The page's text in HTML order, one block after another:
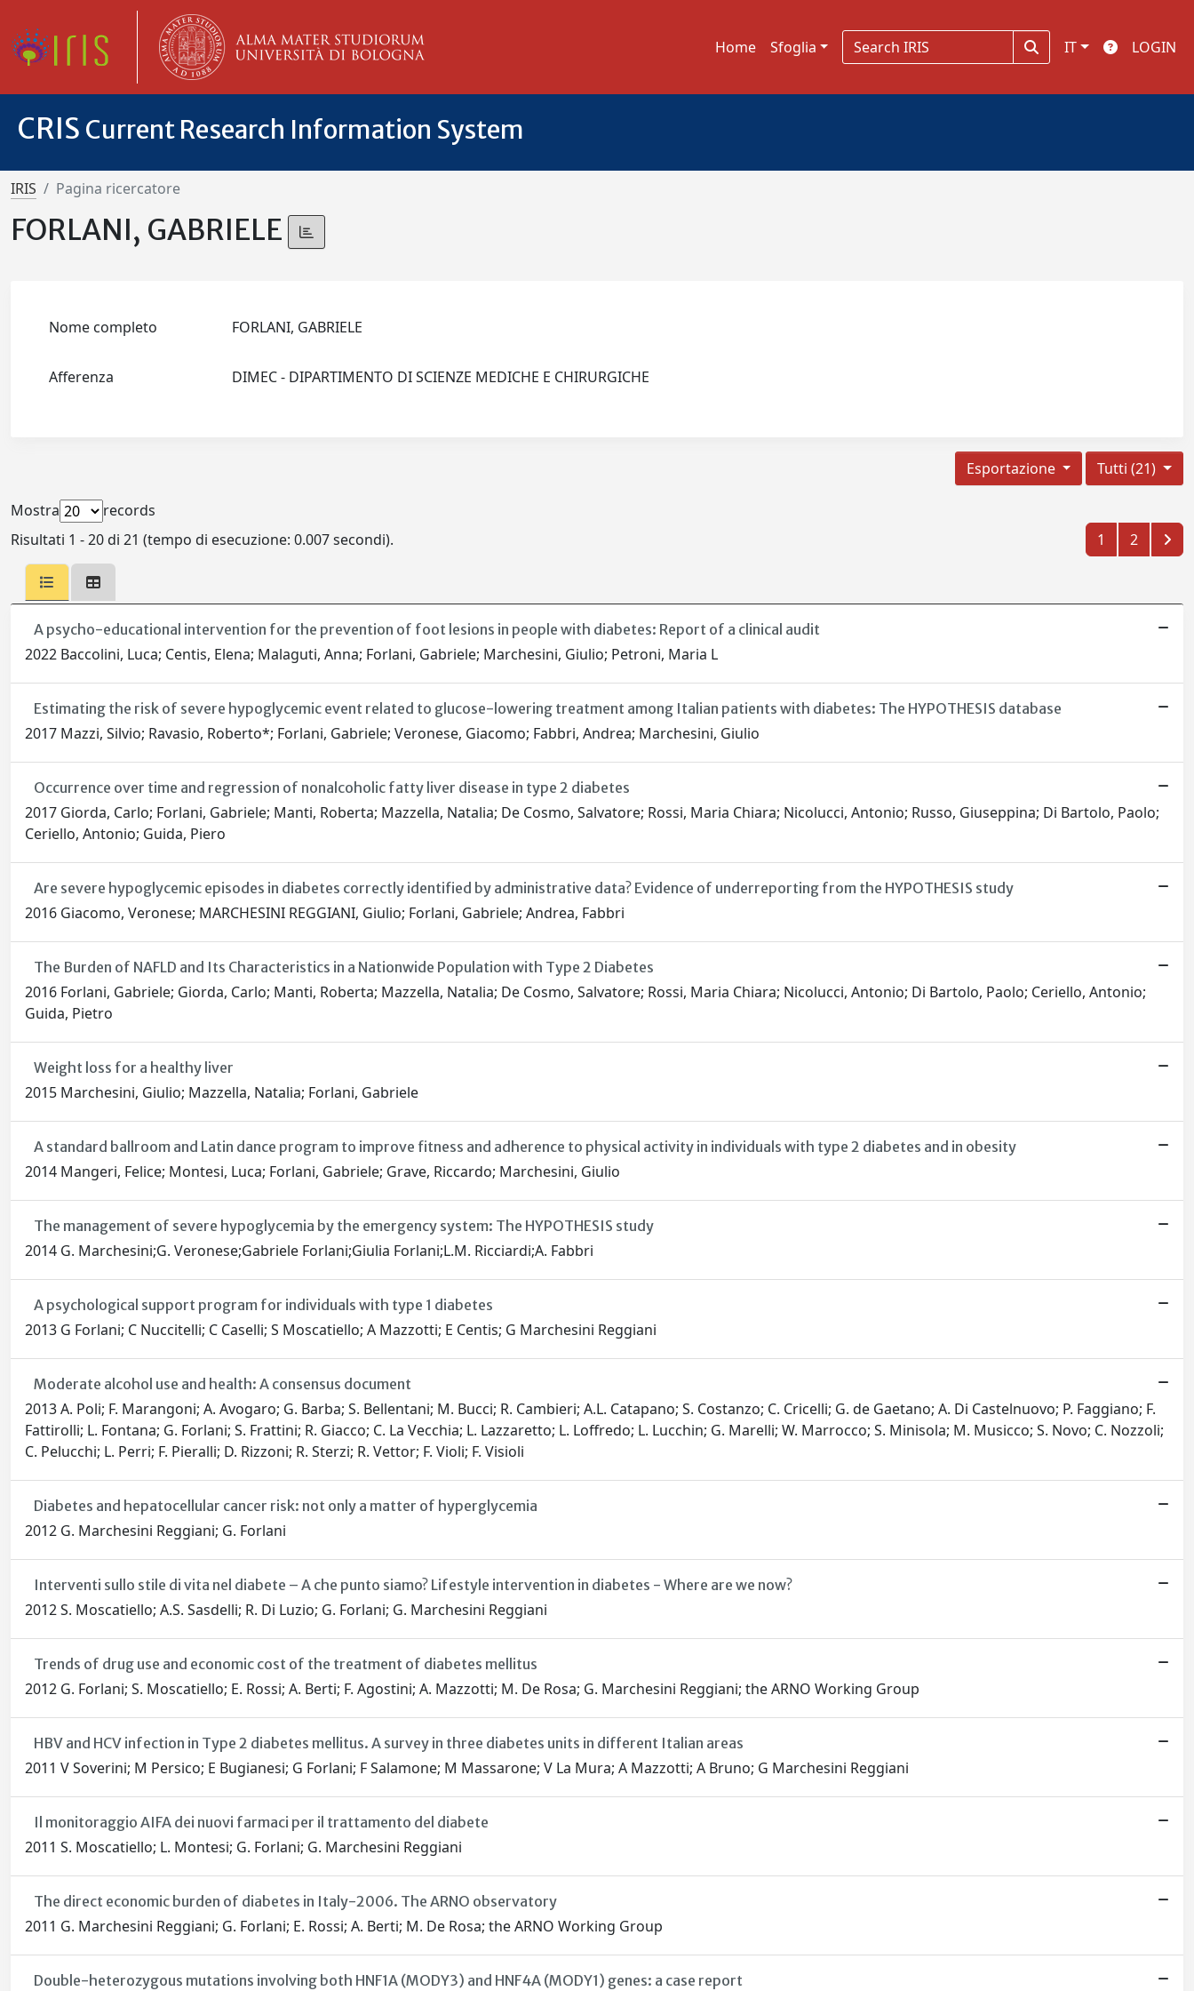
Home Sfoglia IT LOGIN
CRIS Current Research Information System
IRIS Pagina ricercatore
FORLANI, GABRIELE
Nome completo FORLANI, GABRIELE
Afferenza DIMEC - DIPARTIMENTO DI SCIENZE MEDICHE E CHIRURGICHE
Tutti (21)
Esportazione
Mostra
records
Risultati 1 - 20 di 21 (tempo di esecuzione: 0.007 secondi).
1 2
A psycho-educational intervention for the prevention of foot lesions in people with diabetes: Report of a clinical audit
2022 Baccolini, Luca; Centis, Elena; Malaguti, Anna; Forlani, Gabriele; Marchesini, Giulio; Petroni, Maria L
Estimating the risk of severe hypoglycemic event related to glucose-lowering treatment among Italian patients with diabetes: The HYPOTHESIS database
2017 Mazzi, Silvio; Ravasio, Roberto*; Forlani, Gabriele; Veronese, Giacomo; Fabbri, Andrea; Marchesini, Giulio
Occurrence over time and regression of nonalcoholic fatty liver disease in type 2 diabetes
2017 Giorda, Carlo; Forlani, Gabriele; Manti, Roberta; Mazzella, Natalia; De Cosmo, Salvatore; Rossi, Maria Chiara; Nicolucci, Antonio; Russo, Giuseppina; Di Bartolo, Paolo;
Ceriello, Antonio; Guida, Piero
Are severe hypoglycemic episodes in diabetes correctly identified by administrative data? Evidence of underreporting from the HYPOTHESIS study
2016 Giacomo, Veronese; MARCHESINI REGGIANI, Giulio; Forlani, Gabriele; Andrea, Fabbri
The Burden of NAFLD and Its Characteristics in a Nationwide Population with Type 2 Diabetes
2016 Forlani, Gabriele; Giorda, Carlo; Manti, Roberta; Mazzella, Natalia; De Cosmo, Salvatore; Rossi, Maria Chiara; Nicolucci, Antonio; Di Bartolo, Paolo; Ceriello, Antonio;
Guida, Pietro
Weight loss for a healthy liver
2015 Marchesini, Giulio; Mazzella, Natalia; Forlani, Gabriele
A standard ballroom and Latin dance program to improve fitness and adherence to physical activity in individuals with type 2 diabetes and in obesity
2014 Mangeri, Felice; Montesi, Luca; Forlani, Gabriele; Grave, Riccardo; Marchesini, Giulio
The management of severe hypoglycemia by the emergency system: The HYPOTHESIS study
2014 G. Marchesini;G. Veronese;Gabriele Forlani;Giulia Forlani;L.M. Ricciardi;A. Fabbri
A psychological support program for individuals with type 1 diabetes
2013 G Forlani; C Nuccitelli; C Caselli; S Moscatiello; A Mazzotti; E Centis; G Marchesini Reggiani
Moderate alcohol use and health: A consensus document
2013 A. Poli; F. Marangoni; A. Avogaro; G. Barba; S. Bellentani; M. Bucci; R. Cambieri; A.L. Catapano; S. Costanzo; C. Cricelli; G. de Gaetano; A. Di Castelnuovo; P. Faggiano; F.
Fattirolli; L. Fontana; G. Forlani; S. Frattini; R. Giacco; C. La Vecchia; L. Lazzaretto; L. Loffredo; L. Lucchin; G. Marelli; W. Marrocco; S. Minisola; M. Musicco; S. Novo; C. Nozzoli;
C. Pelucchi; L. Perri; F. Pieralli; D. Rizzoni; R. Sterzi; R. Vettor; F. Violi; F. Visioli
Diabetes and hepatocellular cancer risk: not only a matter of hyperglycemia
2012 G. Marchesini Reggiani; G. Forlani
Interventi sullo stile di vita nel diabete – A che punto siamo? Lifestyle intervention in diabetes - Where are we now?
2012 S. Moscatiello; A.S. Sasdelli; R. Di Luzio; G. Forlani; G. Marchesini Reggiani
Trends of drug use and economic cost of the treatment of diabetes mellitus
2012 G. Forlani; S. Moscatiello; E. Rossi; A. Berti; F. Agostini; A. Mazzotti; M. De Rosa; G. Marchesini Reggiani; the ARNO Working Group
HBV and HCV infection in Type 2 diabetes mellitus. A survey in three diabetes units in different Italian areas
2011 V Soverini; M Persico; E Bugianesi; G Forlani; F Salamone; M Massarone; V La Mura; A Mazzotti; A Bruno; G Marchesini Reggiani
Il monitoraggio AIFA dei nuovi farmaci per il trattamento del diabete
2011 S. Moscatiello; L. Montesi; G. Forlani; G. Marchesini Reggiani
The direct economic burden of diabetes in Italy-2006. The ARNO observatory
2011 G. Marchesini Reggiani; G. Forlani; E. Rossi; A. Berti; M. De Rosa; the ARNO Working Group
Double-heterozygous mutations involving both HNF1A (MODY3) and HNF4A (MODY1) genes: a case report